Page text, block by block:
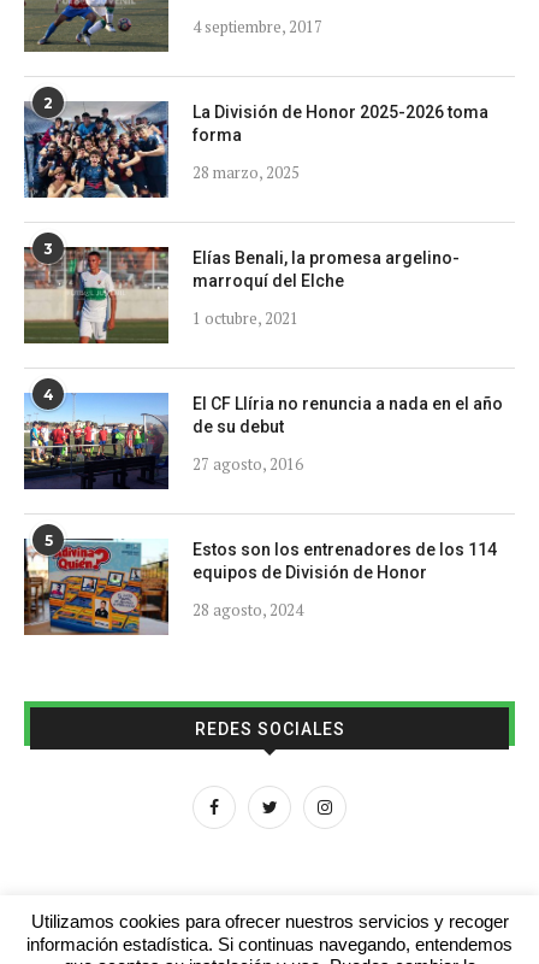
4 septiembre, 2017
2
La División de Honor 2025-2026 toma
forma
28 marzo, 2025
3
Elías Benali, la promesa argelino-
marroquí del Elche
1 octubre, 2021
4
El CF Llíria no renuncia a nada en el año
de su debut
27 agosto, 2016
5
Estos son los entrenadores de los 114
equipos de División de Honor
28 agosto, 2024
REDES SOCIALES
Utilizamos cookies para ofrecer nuestros servicios y recoger
información estadística. Si continuas navegando, entendemos